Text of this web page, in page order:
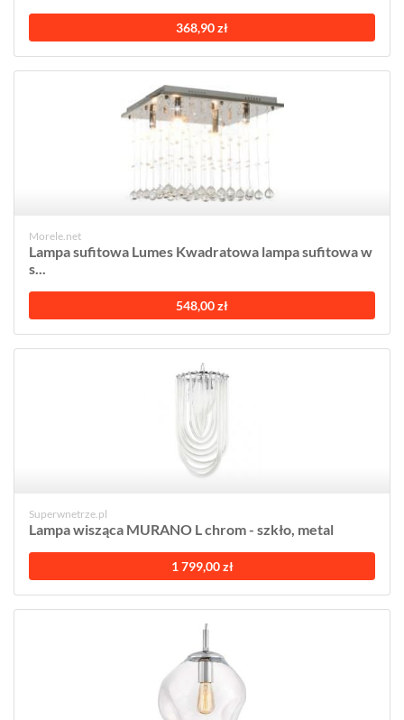
368,90 zł
Morele.net
Lampa sufitowa Lumes Kwadratowa lampa sufitowa w
s...
548,00 zł
Superwnetrze.pl
Lampa wisząca MURANO L chrom - szkło, metal
1 799,00 zł